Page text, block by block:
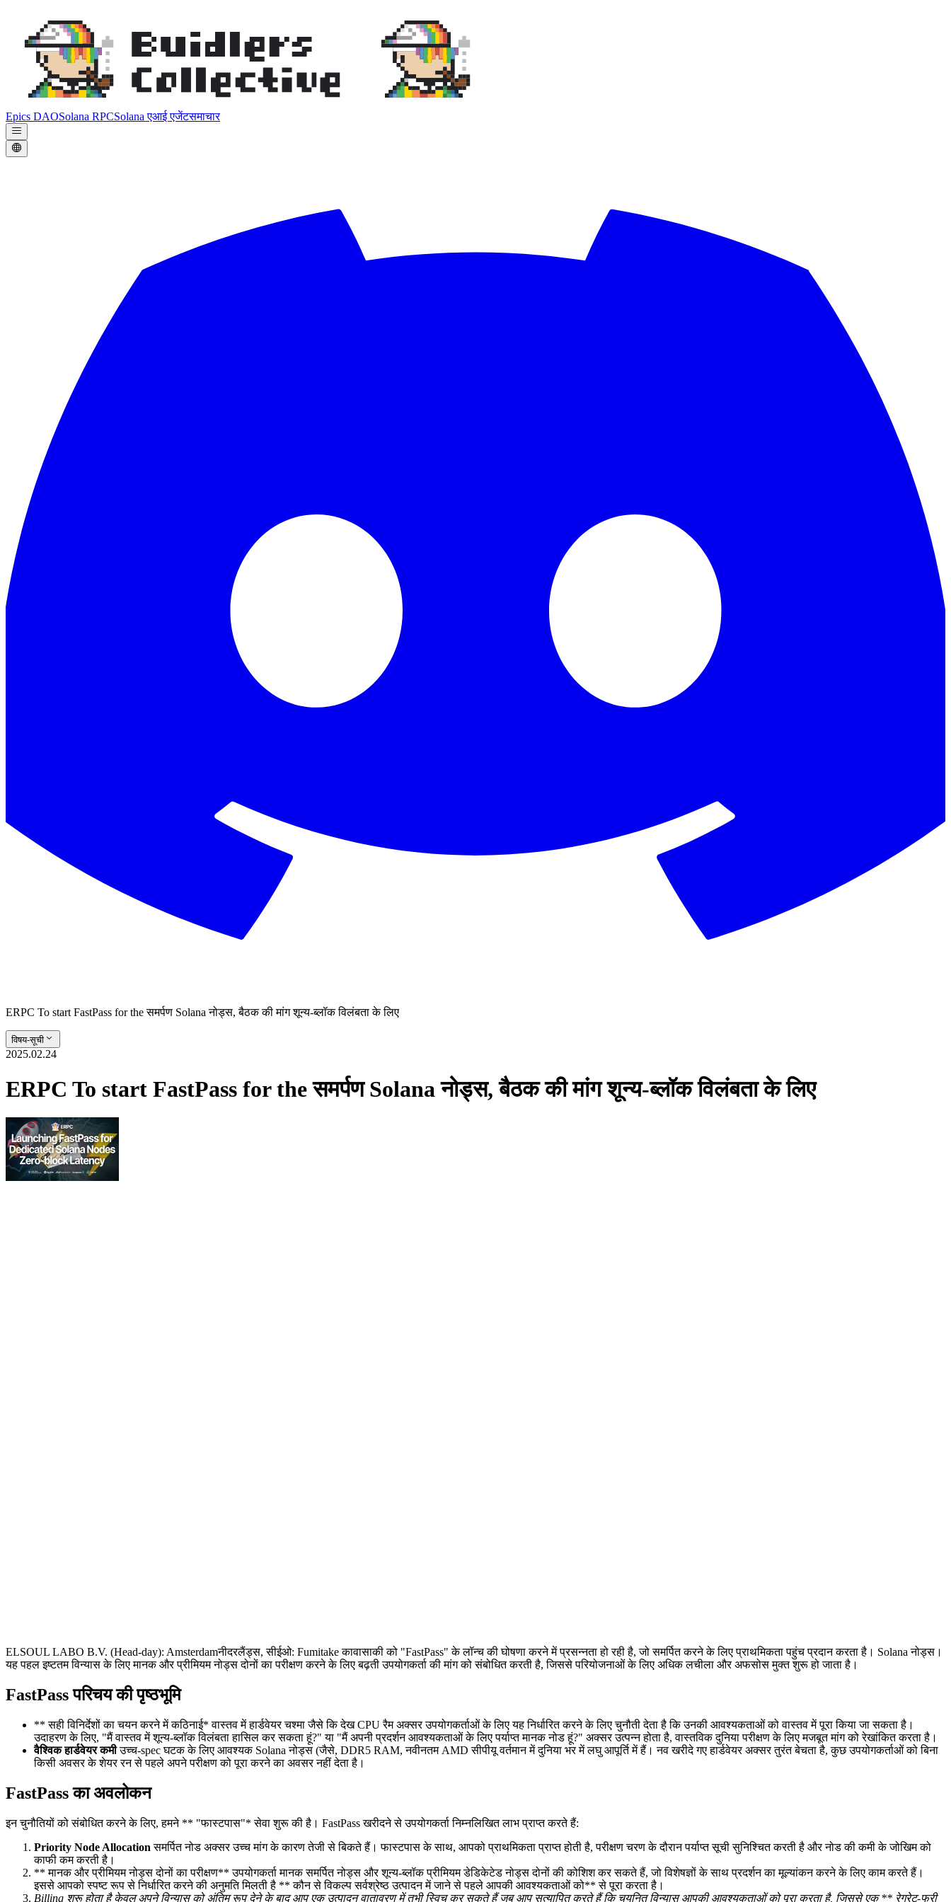
Epics DAOSolana RPCSolana एआई एजेंटसमाचार
ERPC To start FastPass for the समर्पण Solana नोड्स, बैठक की मांग शून्य-ब्लॉक विलंबता के लिए
विषय-सूची
2025.02.24
ERPC To start FastPass for the समर्पण Solana नोड्स, बैठक की मांग शून्य-ब्लॉक विलंबता के लिए
ELSOUL LABO B.V. (Head-day): Amsterdamनीदरलैंड्स, सीईओ: Fumitake कावासाकी को "FastPass" के लॉन्च की घोषणा करने में प्रसन्नता हो रही है, जो समर्पित करने के लिए प्राथमिकता पहुंच प्रदान करता है। Solana नोड्स।
यह पहल इष्टतम विन्यास के लिए मानक और प्रीमियम नोड्स दोनों का परीक्षण करने के लिए बढ़ती उपयोगकर्ता की मांग को संबोधित करती है, जिससे परियोजनाओं के लिए अधिक लचीला और अफसोस मुक्त शुरू हो जाता है।
FastPass परिचय की पृष्ठभूमि
** सही विनिर्देशों का चयन करने में कठिनाई* वास्तव में हार्डवेयर चश्मा जैसे कि देख CPU रैम अक्सर उपयोगकर्ताओं के लिए यह निर्धारित करने के लिए चुनौती देता है कि उनकी आवश्यकताओं को वास्तव में पूरा किया जा सकता है।
उदाहरण के लिए, "मैं वास्तव में शून्य-ब्लॉक विलंबता हासिल कर सकता हूं?" या "मैं अपनी प्रदर्शन आवश्यकताओं के लिए पर्याप्त मानक नोड हूं?" अक्सर उत्पन्न होता है, वास्तविक दुनिया परीक्षण के लिए मजबूत मांग को रेखांकित करता है।
वैश्विक हार्डवेयर कमीउच्च-spec घटक के लिए आवश्यक Solana नोड्स (जैसे, DDR5 RAM, नवीनतम AMD सीपीयू वर्तमान में दुनिया भर में लघु आपूर्ति में हैं। नव खरीदे गए हार्डवेयर अक्सर तुरंत बेचता है, कुछ उपयोगकर्ताओं को बिना
किसी अवसर के शेयर रन से पहले अपने परीक्षण को पूरा करने का अवसर नहीं देता है।
FastPass का अवलोकन
इन चुनौतियों को संबोधित करने के लिए, हमने ** "फास्टपास"* सेवा शुरू की है। FastPass खरीदने से उपयोगकर्ता निम्नलिखित लाभ प्राप्त करते हैं:
Priority Node Allocation समर्पित नोड अक्सर उच्च मांग के कारण तेजी से बिकते हैं। फास्टपास के साथ, आपको प्राथमिकता प्राप्त होती है, परीक्षण चरण के दौरान पर्याप्त सूची सुनिश्चित करती है और नोड की कमी के जोखिम को
काफी कम करती है।
** मानक और प्रीमियम नोड्स दोनों का परीक्षण** उपयोगकर्ता मानक समर्पित नोड्स और शून्य-ब्लॉक प्रीमियम डेडिकेटेड नोड्स दोनों की कोशिश कर सकते हैं, जो विशेषज्ञों के साथ प्रदर्शन का मूल्यांकन करने के लिए काम करते हैं।
इससे आपको स्पष्ट रूप से निर्धारित करने की अनुमति मिलती है ** कौन से विकल्प सर्वश्रेष्ठ उत्पादन में जाने से पहले आपकी आवश्यकताओं को** से पूरा करता है।
Billing शुरू होता है केवल अपने विन्यास को अंतिम रूप देने के बादआप एक उत्पादन वातावरण में तभी स्विच कर सकते हैं जब आप सत्यापित करते हैं कि चयनित विन्यास आपकी आवश्यकताओं को पूरा करता है, जिससे एक ** रेग्रेट-फ्री